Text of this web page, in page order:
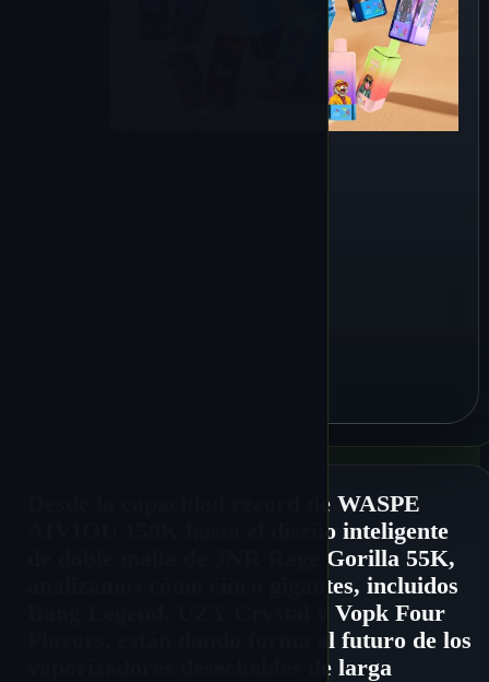
Desde la capacidad récord de WASPE
AIVIOU 150K hasta el diseño inteligente
de doble malla de JNR Rage Gorilla 55K,
analizamos cómo cinco gigantes, incluidos
Bang Legend, UZY Crystal y Vopk Four
Flavors, están dando forma al futuro de los
vaporizadores desechables de larga